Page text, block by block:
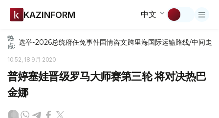
KAZINFORM 中文
热
点: 选举-2026总统府任免事件国情咨文跨里海国际运输路线/中间走廊
10:52, 18 9月 2020
普婷塞娃晋级罗马大师赛第三轮 将对决热巴
金娜